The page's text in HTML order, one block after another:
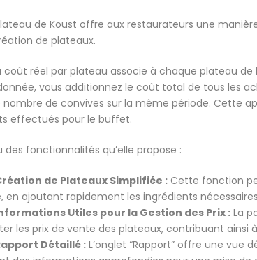
de Koust offre aux restaurateurs une
de plateaux.
réel par plateau associe à chaque plateau de
vous additionnez le coût total de tous les
de convives sur la même période. Cette
effectués pour le buffet.
des fonctionnalités qu’elle propose :
de Plateaux Simplifiée : Cette fonction
en ajoutant rapidement les ingrédients
Utiles pour la Gestion des Prix : La
les prix de vente des plateaux, contribuant ainsi
Détaillé :L’onglet “Rapport” offre une vue